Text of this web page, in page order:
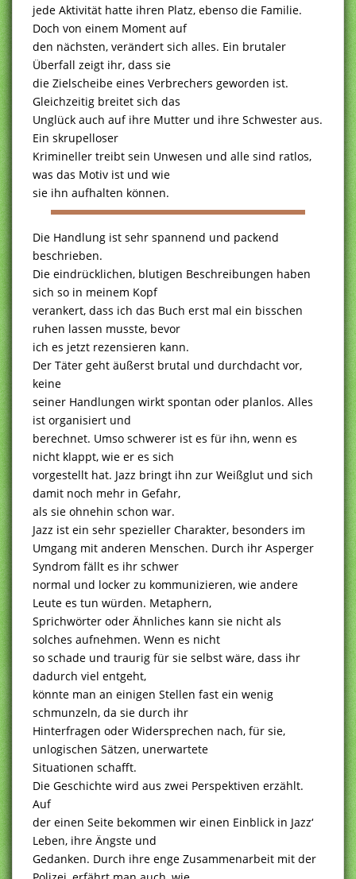
jede Aktivität hatte ihren Platz, ebenso die Familie.
Doch von einem Moment auf
den nächsten, verändert sich alles. Ein brutaler
Überfall zeigt ihr, dass sie
die Zielscheibe eines Verbrechers geworden ist.
Gleichzeitig breitet sich das
Unglück auch auf ihre Mutter und ihre Schwester aus.
Ein skrupelloser
Krimineller treibt sein Unwesen und alle sind ratlos,
was das Motiv ist und wie
sie ihn aufhalten können.
Die Handlung ist sehr spannend und packend
beschrieben.
Die eindrücklichen, blutigen Beschreibungen haben
sich so in meinem Kopf
verankert, dass ich das Buch erst mal ein bisschen
ruhen lassen musste, bevor
ich es jetzt rezensieren kann.
Der Täter geht äußerst brutal und durchdacht vor,
keine
seiner Handlungen wirkt spontan oder planlos. Alles
ist organisiert und
berechnet. Umso schwerer ist es für ihn, wenn es
nicht klappt, wie er es sich
vorgestellt hat. Jazz bringt ihn zur Weißglut und sich
damit noch mehr in Gefahr,
als sie ohnehin schon war.
Jazz ist ein sehr spezieller Charakter, besonders im
Umgang mit anderen Menschen. Durch ihr Asperger
Syndrom fällt es ihr schwer
normal und locker zu kommunizieren, wie andere
Leute es tun würden. Metaphern,
Sprichwörter oder Ähnliches kann sie nicht als
solches aufnehmen. Wenn es nicht
so schade und traurig für sie selbst wäre, dass ihr
dadurch viel entgeht,
könnte man an einigen Stellen fast ein wenig
schmunzeln, da sie durch ihr
Hinterfragen oder Widersprechen nach, für sie,
unlogischen Sätzen, unerwartete
Situationen schafft.
Die Geschichte wird aus zwei Perspektiven erzählt.
Auf
der einen Seite bekommen wir einen Einblick in Jazz‘
Leben, ihre Ängste und
Gedanken. Durch ihre enge Zusammenarbeit mit der